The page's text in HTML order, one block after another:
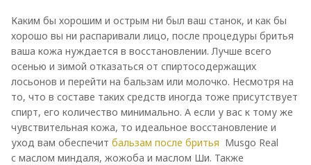
Каким бы хорошим и острым ни был ваш станок, и как бы
хорошо вы ни распаривали лицо, после процедуры бритья
ваша кожа нуждается в восстановлении. Лучше всего
осенью и зимой отказаться от спиртосодержащих
лосьонов и перейти на бальзам или молочко. Несмотря на
то, что в составе таких средств иногда тоже присутствует
спирт, его количество минимально. А если у вас к тому же
чувствительная кожа, то идеальное восстановление и
уход вам обеспечит бальзам после бритья Musgo Real
с маслом миндаля, жожоба и маслом Ши. Также